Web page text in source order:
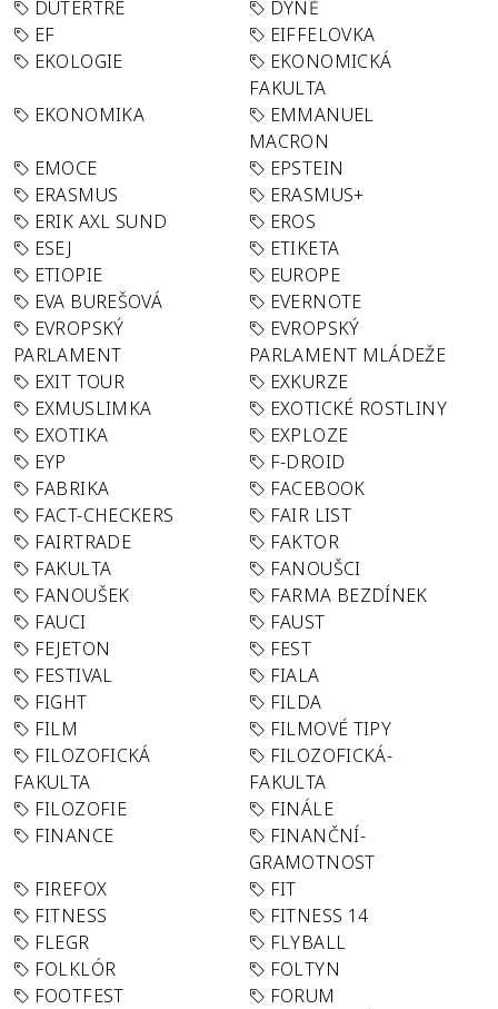
DUTERTRE
DÝNĚ
EF
EIFFELOVKA
EKOLOGIE
EKONOMICKÁ
FAKULTA
EKONOMIKA
EMMANUEL
MACRON
EMOCE
EPSTEIN
ERASMUS
ERASMUS+
ERIK AXL SUND
EROS
ESEJ
ETIKETA
ETIOPIE
EUROPE
EVA BUREŠOVÁ
EVERNOTE
EVROPSKÝ
PARLAMENT
EVROPSKÝ
PARLAMENT MLÁDEŽE
EXIT TOUR
EXKURZE
EXMUSLIMKA
EXOTICKÉ ROSTLINY
EXOTIKA
EXPLOZE
EYP
F-DROID
FABRIKA
FACEBOOK
FACT-CHECKERS
FAIR LIST
FAIRTRADE
FAKTOR
FAKULTA
FANOUŠCI
FANOUŠEK
FARMA BEZDÍNEK
FAUCI
FAUST
FEJETON
FEST
FESTIVAL
FIALA
FIGHT
FILDA
FILM
FILMOVÉ TIPY
FILOZOFICKÁ
FAKULTA
FILOZOFICKÁ-
FAKULTA
FILOZOFIE
FINÁLE
FINANCE
FINANČNÍ-
GRAMOTNOST
FIREFOX
FIT
FITNESS
FITNESS 14
FLEGR
FLYBALL
FOLKLÓR
FOLTYN
FOOTFEST
FORUM